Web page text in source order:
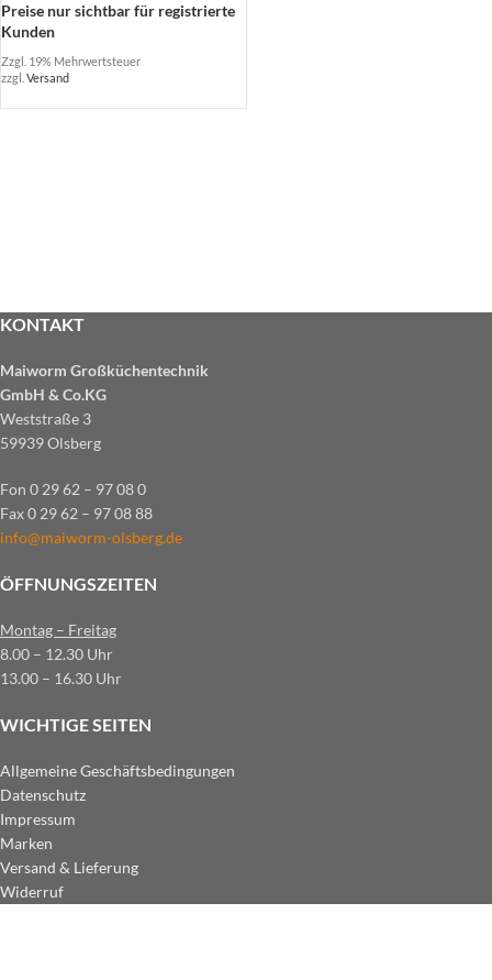
Preise nur sichtbar für registrierte
Kunden
Zzgl. 19% Mehrwertsteuer
zzgl. Versand
KONTAKT
Maiworm Großküchentechnik
GmbH & Co.KG
Weststraße 3
59939 Olsberg
Fon 0 29 62 – 97 08 0
Fax 0 29 62 – 97 08 88
info@maiworm-olsberg.de
ÖFFNUNGSZEITEN
Montag – Freitag
8.00 – 12.30 Uhr
13.00 – 16.30 Uhr
WICHTIGE SEITEN
Allgemeine Geschäftsbedingungen
Datenschutz
Impressum
Marken
Versand & Lieferung
Widerruf